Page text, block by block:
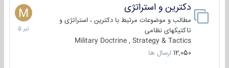
دکترین و استراتژی
مطالب و موضوعات مرتبط با دکترین ، استراتژی و
تاکتیکهای نظامی
Military Doctrine , Strategy & Tactics
12,050 ارسال ها
27
تیر
1405